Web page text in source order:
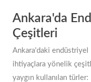
Ankara'da
Çeşitleri
Ankara'daki endüstriyel
ihtiyaçlara yönelik
yaygın kullanılan türler: